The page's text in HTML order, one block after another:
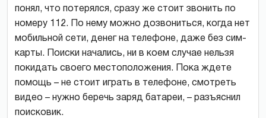
понял, что потерялся, сразу же стоит звонить по
номеру 112. По нему можно дозвониться, когда нет
мобильной сети, денег на телефоне, даже без сим-
карты. Поиски начались, ни в коем случае нельзя
покидать своего местоположения. Пока ждете
помощь – не стоит играть в телефоне, смотреть
видео – нужно беречь заряд батареи, – разъяснил
поисковик.